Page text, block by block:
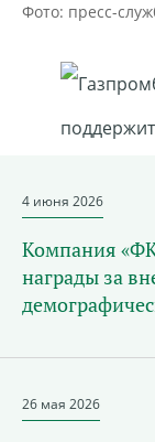
Фото: пресс-
4 июня 2026
Компания
награды за
26 мая 2026